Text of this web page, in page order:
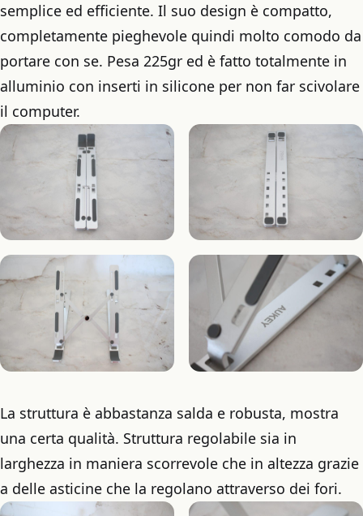
semplice ed efficiente. Il suo design è compatto,
completamente pieghevole quindi molto comodo da
portare con se. Pesa 225gr ed è fatto totalmente in
alluminio con inserti in silicone per non far scivolare
il computer.
La struttura è abbastanza salda e robusta, mostra
una certa qualità. Struttura regolabile sia in
larghezza in maniera scorrevole che in altezza grazie
a delle asticine che la regolano attraverso dei fori.